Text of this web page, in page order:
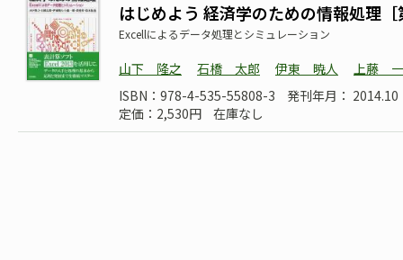
はじめよう 経済学のための情報処理
Excellによるデータ処理とシミュレーション
山下 隆之 石橋 太郎 伊東 暁人
上藤
ISBN：978-4-535-55808-3
発刊年月： 2014.10
定価：2,530円
在庫なし